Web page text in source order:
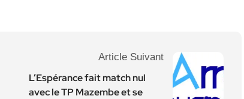
Article Suivant
L’Espérance fait match nul
avec le TP Mazembe et se